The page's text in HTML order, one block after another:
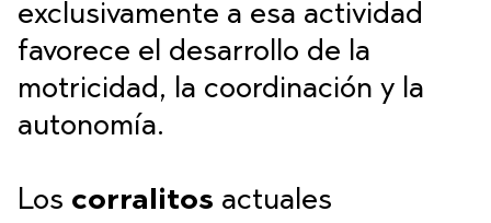
exclusivamente a esa actividad
favorece el desarrollo de la
motricidad, la coordinación y la
autonomía.
Los corralitos actuales